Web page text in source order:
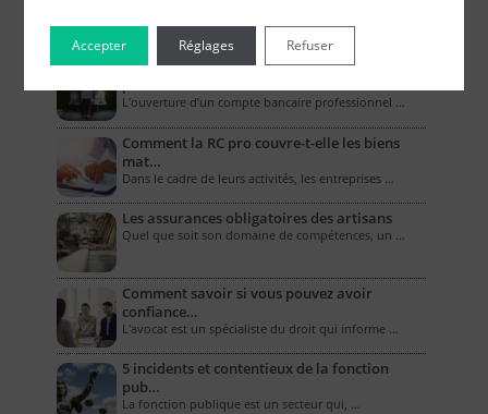
Combien coûte un compte bancaire
L’ouverture d’un compte bancaire professionnel …
Comment la RC pro couvre-t-elle les biens
mat…
Dans le cadre de leurs activités, les entreprises …
Les assurances obligatoires des artisans
Quel que soit son domaine de compétences, un …
Comment savoir si vous pouvez avoir
confiance…
L'avocat est un spécialiste du droit qui informe …
5 incidents et contentieux de la fonction
pub…
La fonction publique est un secteur qui, …
Accepter Refuser
Réglages